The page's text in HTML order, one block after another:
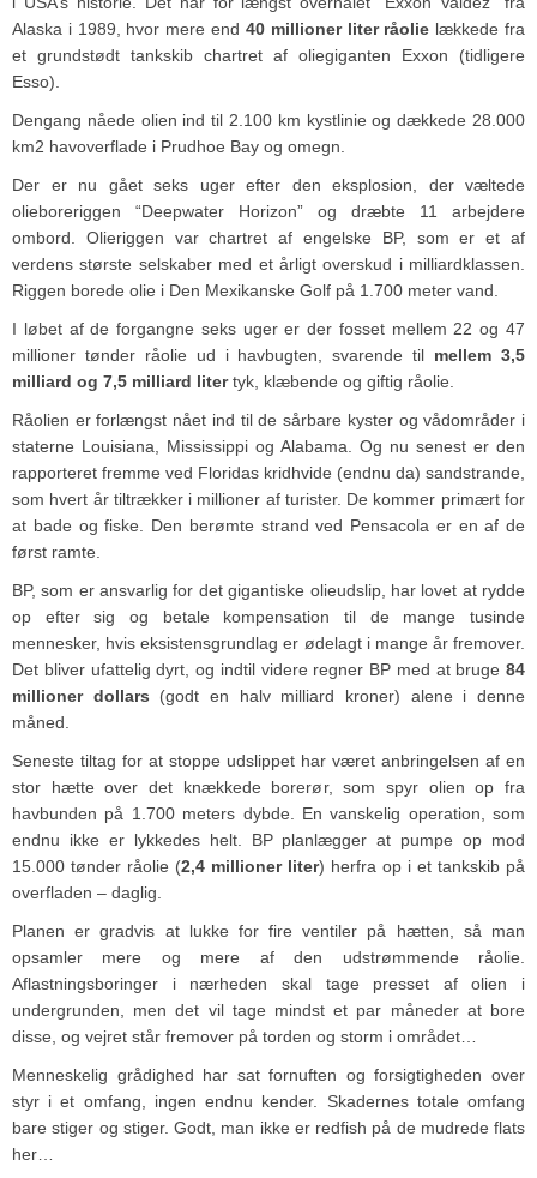
Alaska i 1989, hvor mere end 40 millioner liter råolie lækkede fra
et grundstødt tankskib chartret af oliegiganten Exxon (tidligere
Esso).
Dengang nåede olien ind til 2.100 km kystlinie og dækkede 28.000
km2 havoverflade i Prudhoe Bay og omegn.
Der er nu gået seks uger efter den eksplosion, der væltede
olieboreriggen “Deepwater Horizon” og dræbte 11 arbejdere
ombord. Olieriggen var chartret af engelske BP, som er et af
verdens største selskaber med et årligt overskud i milliardklassen.
Riggen borede olie i Den Mexikanske Golf på 1.700 meter vand.
I løbet af de forgangne seks uger er der fosset mellem 22 og 47
millioner tønder råolie ud i havbugten, svarende til mellem 3,5
milliard og 7,5 milliard litertyk, klæbende og giftig råolie.
Råolien er forlængst nået ind til de sårbare kyster og vådområder i
staterne Louisiana, Mississippi og Alabama. Og nu senest er den
rapporteret fremme ved Floridas kridhvide (endnu da) sandstrande,
som hvert år tiltrækker i millioner af turister. De kommer primært for
at bade og fiske. Den berømte strand ved Pensacola er en af de
først ramte.
BP, som er ansvarlig for det gigantiske olieudslip, har lovet at rydde
op efter sig og betale kompensation til de mange tusinde
mennesker, hvis eksistensgrundlag er ødelagt i mange år fremover.
Det bliver ufattelig dyrt, og indtil videre regner BP med at bruge 84
millioner dollars (godt en halv milliard kroner) alene i denne
måned.
Seneste tiltag for at stoppe udslippet har været anbringelsen af en
stor hætte over det knækkede borerør, som spyr olien op fra
havbunden på 1.700 meters dybde. En vanskelig operation, som
endnu ikke er lykkedes helt. BP planlægger at pumpe op mod
15.000 tønder råolie (2,4 millioner liter) herfra op i et tankskib på
overfladen – daglig.
Planen er gradvis at lukke for fire ventiler på hætten, så man
opsamler mere og mere af den udstrømmende råolie.
Aflastningsboringer i nærheden skal tage presset af olien i
undergrunden, men det vil tage mindst et par måneder at bore
disse, og vejret står fremover på torden og storm i området…
Menneskelig grådighed har sat fornuften og forsigtigheden over
styr i et omfang, ingen endnu kender. Skadernes totale omfang
bare stiger og stiger. Godt, man ikke er redfish på de mudrede flats
her…